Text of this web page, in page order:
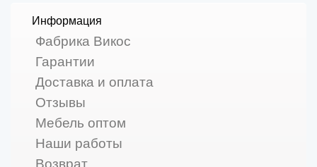
Информация
Фабрика Викос
Гарантии
Доставка и оплата
Отзывы
Мебель оптом
Наши работы